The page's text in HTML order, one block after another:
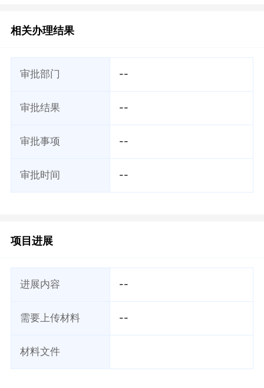
相关办理结果
审批部门 --
审批结果 --
审批事项 --
审批时间 --
项目进展
进展内容 --
需要上传材料 --
材料文件